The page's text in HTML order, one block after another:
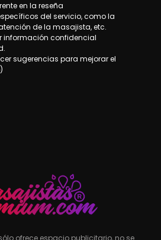
en la reseña
del servicio, como la
de la masajista, etc.
información confidencial
sugerencias para mejorar el
ofrece espacio publicitario, no se